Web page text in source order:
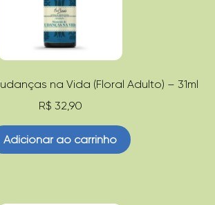
na Vida (Floral Adulto) – 31ml
R$ 32,90
Adicionar ao carrinho